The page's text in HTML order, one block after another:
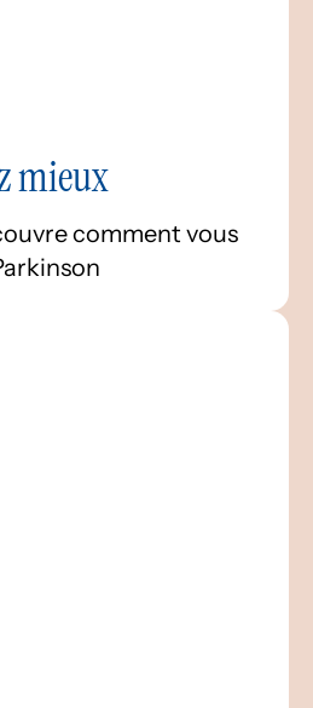
mieux
comment vous